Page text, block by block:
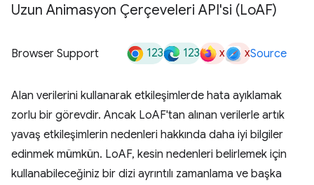
Uzun Animasyon Çerçeveleri API'si (LoAF)
Browser Support 123 123 x xSource
Alan verilerini kullanarak etkileşimlerde hata ayıklamak
zorlu bir görevdir. Ancak LoAF'tan alınan verilerle artık
yavaş etkileşimlerin nedenleri hakkında daha iyi bilgiler
edinmek mümkün. LoAF, kesin nedenleri belirlemek için
kullanabileceğiniz bir dizi ayrıntılı zamanlama ve başka